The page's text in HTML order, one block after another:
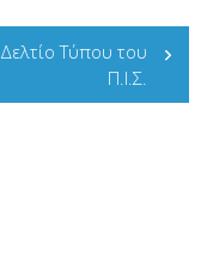
Δελτίο Τύπου του
Π.Ι.Σ.